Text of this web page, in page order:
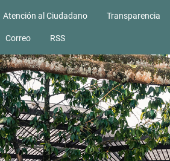
Atención al Ciudadano Transparencia
Correo RSS